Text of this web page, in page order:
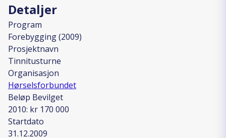
Detaljer
Program
Forebygging (2009)
Prosjektnavn
Tinnitusturne
Organisasjon
Hørselsforbundet
Beløp Bevilget
2010: kr 170 000
Startdato
31.12.2009